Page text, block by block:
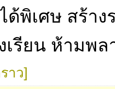
ด้พิเศษ สร้าง
เรียน ห้ามพล
าว]